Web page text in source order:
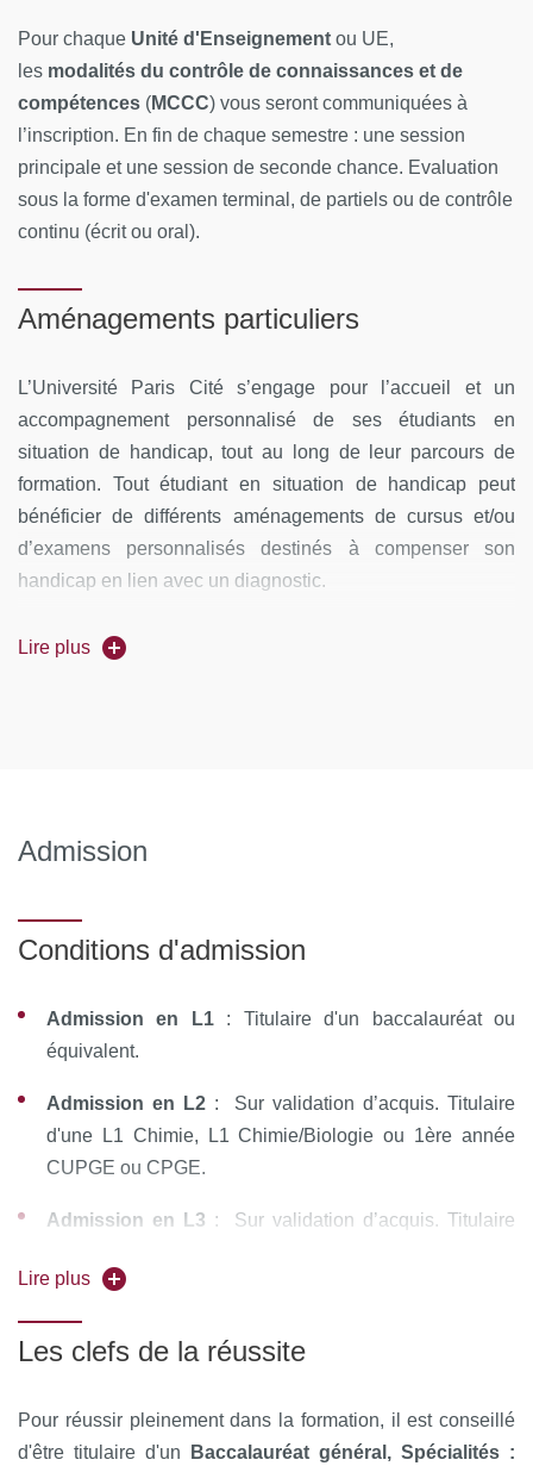
Pour chaque Unité d'Enseignement ou UE,
les modalités du contrôle de connaissances et de
compétences (MCCC) vous seront communiquées à
l’inscription. En fin de chaque semestre : une session
principale et une session de seconde chance. Evaluation
sous la forme d'examen terminal, de partiels ou de contrôle
continu (écrit ou oral).
Aménagements particuliers
L’Université Paris Cité s’engage pour l’accueil et un
accompagnement personnalisé de ses étudiants en
situation de handicap, tout au long de leur parcours de
formation. Tout étudiant en situation de handicap peut
bénéficier de différents aménagements de cursus et/ou
d’examens personnalisés destinés à compenser son
handicap en lien avec un diagnostic.
Pour les étudiants en situation de handicap vous pouvez
Lire plus
Admission
Conditions d'admission
Admission en L1: Titulaire d'un baccalauréat ou
équivalent.
Admission en L2: Sur validation d’acquis. Titulaire
d'une L1 Chimie, L1 Chimie/Biologie ou 1ère année
CUPGE ou CPGE.
Admission en L3 : Sur validation d’acquis. Titulaire
CUPGE ou CPGE.
Les réorientations à partir du Parcours d’Accès Spécifique
les cas, en première, deuxième et troisième année de la
Lire plus
Les clefs de la réussite
Pour réussir pleinement dans la formation, il est conseillé
d'être titulaire d'un
Baccalauréat général, Spécialités :